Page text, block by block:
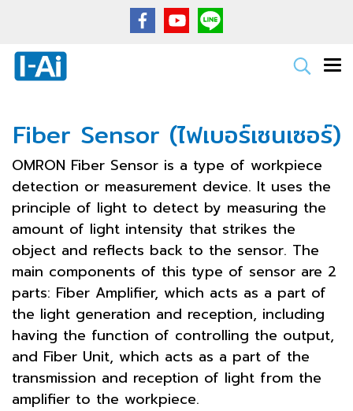
Fiber Sensor (ไฟเบอร์เซนเซอร์)
OMRON Fiber Sensor is a type of workpiece
detection or measurement device. It uses the
principle of light to detect by measuring the
amount of light intensity that strikes the
object and reflects back to the sensor. The
main components of this type of sensor are 2
parts: Fiber Amplifier, which acts as a part of
the light generation and reception, including
having the function of controlling the output,
and Fiber Unit, which acts as a part of the
transmission and reception of light from the
amplifier to the workpiece.